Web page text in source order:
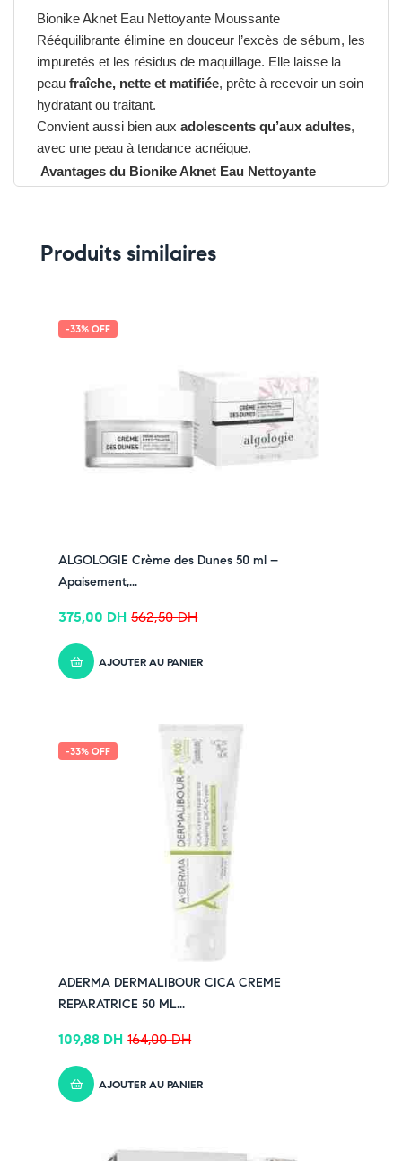
Bionike Aknet Eau Nettoyante Moussante
Rééquilibrante élimine en douceur l’excès de sébum, les
impuretés et les résidus de maquillage. Elle laisse la
peau fraîche, nette et matifiée, prête à recevoir un soin
hydratant ou traitant.
Convient aussi bien aux adolescents qu’aux adultes,
avec une peau à tendance acnéique.
Avantages du Bionike Aknet Eau Nettoyante
➤ Contribue à prévenir les imperfections
Pensez-y :
✔ Suivez-nous sur TikTok –
✔ Rejoignez-nous sur Instagram –cliquez ici
Produits similaires
-33% OFF
ALGOLOGIE Crème des Dunes 50 ml –
Apaisement,...
562,50DH
375,00 DH
AJOUTER AU PANIER
-33% OFF
ADERMA DERMALIBOUR CICA CREME
REPARATRICE 50 ML...
164,00DH
109,88 DH
AJOUTER AU PANIER